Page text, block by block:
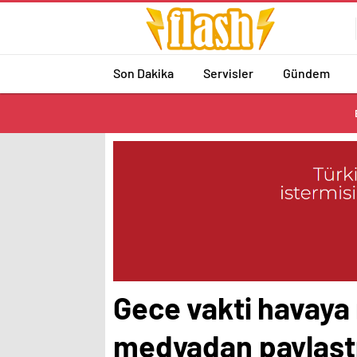
Son Dakika Servisler Gündem
Gece vakti
medyadan